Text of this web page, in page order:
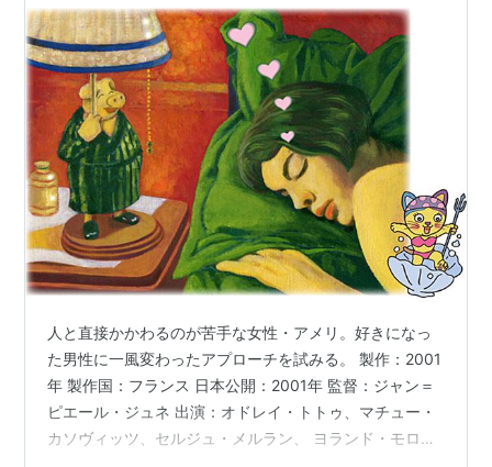
人と直接かかわるのが苦手な女性・アメリ。好きになっ
た男性に一風変わったアプローチを試みる。 製作：2001
年 製作国：フランス 日本公開：2001年 監督：ジャン＝
ピエール・ジュネ 出演：オドレイ・トトゥ、マチュー・
カソヴィッツ、セルジュ・メルラン、 ヨランド・モロ